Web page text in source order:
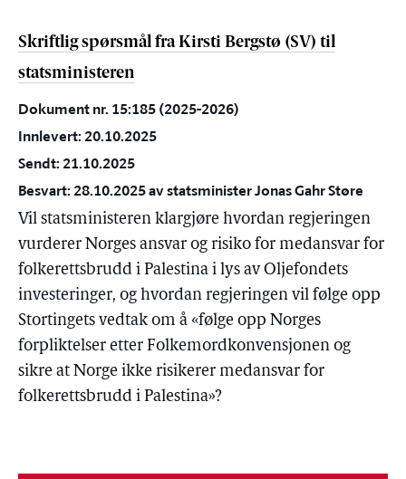
Skriftlig spørsmål fra Kirsti Bergstø (SV) til
statsministeren
Dokument nr. 15:185 (2025-2026)
Innlevert: 20.10.2025
Sendt: 21.10.2025
Besvart: 28.10.2025 av statsminister Jonas Gahr Støre
Vil statsministeren klargjøre hvordan regjeringen
vurderer Norges ansvar og risiko for medansvar for
folkerettsbrudd i Palestina i lys av Oljefondets
investeringer, og hvordan regjeringen vil følge opp
Stortingets vedtak om å «følge opp Norges
forpliktelser etter Folkemordkonvensjonen og
sikre at Norge ikke risikerer medansvar for
folkerettsbrudd i Palestina»?